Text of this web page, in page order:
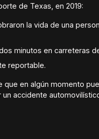
de Texas, en 2019:
la vida de una
minutos en carreteras
reportable.
en algún momento
accidente